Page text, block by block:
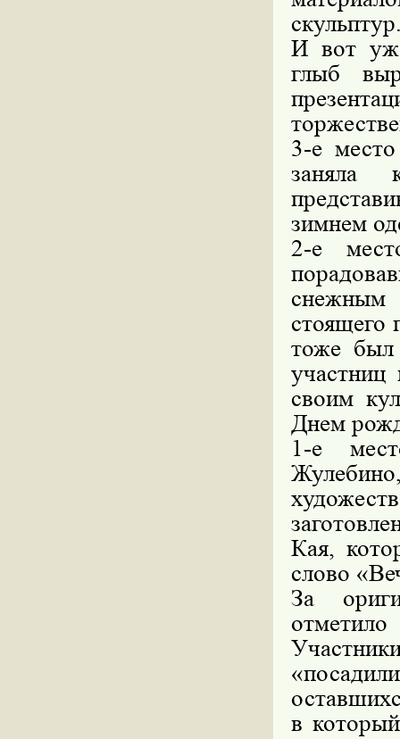
И вот
глыб
3-е
заняла
зимнем
2-е
стоящего
тоже был
участниц
своим
Днем
1-е
Кая,
слово
За
в